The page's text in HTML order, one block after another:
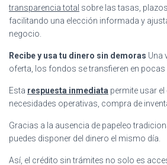
transparencia total sobre las tasas,
facilitando una elección informada y
negocio.
Recibe y usa tu dinero sin demoras Una
oferta, los fondos se transfieren en pocas
Esta respuesta inmediata permite usar
necesidades operativas, compra de
Gracias a la ausencia de papeleo
puedes disponer del dinero el mismo día.
Así, el crédito sin trámites no solo es